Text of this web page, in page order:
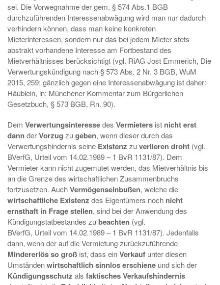
sei. Die Vorwegnahme der gem. § 574 Abs.1 BGB
durchzuführenden Interessenabwägung wird man nur dadurch
verhindern können, dass man keine konkreten
Mieterinteressen, sondern nur das bei jedem Mieter stets
abstrakt vorhandene Interesse am Fortbestand des
Mietverhältnisses berücksichtigt (vgl. RiAG Jost Emmerich, Die
Verwertungskündigung nach § 573 Abs. 2 Nr. 3 BGB, WuM
2015, 259; gänzlich gegen eine Interessenabwägung ist daher:
Häublein, in: Münchener Kommentar zum Bürgerlichen
Gesetzbuch, § 573 BGB, Rn. 90).
Dem Verwertungsinteressedes Vermieters ist nicht erst
dannderVorzug zugeben, wenn dieser durch das
Verwertungshindernis seine Existenz zuverlieren droht (vgl.
BVerfG, Urteil vom 14.02.1989 – 1 BvR 1131/87). Dem
Vermieter kann nicht zugemutet werden, das Mietverhältnis bis
an die Grenze des wirtschaftlichen Zusammenbruchs
fortzusetzen. AuchVermögenseinbußen, welche die
wirtschaftliche Existenz des Eigentümers noch nicht
ernsthaft in Frage stellen, sind bei der Anwendung des
Kündigungstatbestandes zu beachten (vgl.
BVerfG, Urteil vom 14.02.1989 – 1 BvR 1131/87). Jedenfalls
dann, wenn der auf die Vermietung zurückzuführende
Mindererlös so groß ist, dass einVerkauf unter diesen
Umständenwirtschaftlich sinnlos erschiene und sich der
Kündigungsschutz als faktisches Verkaufshindernis